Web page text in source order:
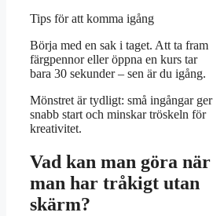
Tips för att komma igång
Börja med en sak i taget. Att ta fram
färgpennor eller öppna en kurs tar
bara 30 sekunder – sen är du igång.
Mönstret är tydligt: små ingångar ger
snabb start och minskar tröskeln för
kreativitet.
Vad kan man göra när
man har tråkigt utan
skärm?